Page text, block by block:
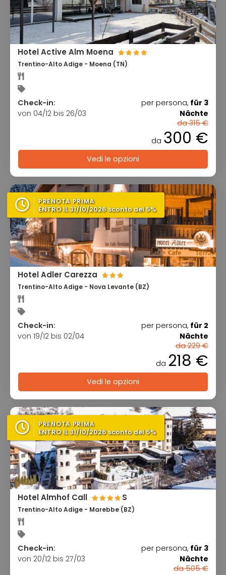
Hotel Active Alm Moena
Trentino-Alto Adige - Moena (TN)
Check-in:
von 04/12 bis 26/03
per persona, für 3
Nächte
da 315 €
da 300 €
Vedi le opzioni
PRENOTA PRIMA
ENTRO IL 31/10/2026 sconto del 5%
Hotel Adler Carezza
Trentino-Alto Adige - Nova Levante (BZ)
Check-in:
von 19/12 bis 02/04
per persona, für 2
Nächte
da 229 €
da 218 €
Vedi le opzioni
PRENOTA PRIMA
ENTRO IL 31/10/2026 sconto del 5%
Hotel Almhof Call S
Trentino-Alto Adige - Marebbe (BZ)
Check-in:
von 20/12 bis 27/03
per persona, für 3
Nächte
da 505 €